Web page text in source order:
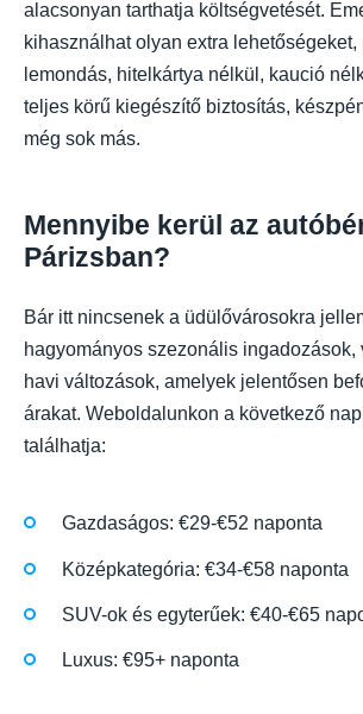
alacsonyan tarthatja költségvetését.
kihasználhat olyan extra
lemondás, hitelkártya nélkül, kaució
teljes körű kiegészítő biztosítás,
még sok más.
Mennyibe kerül az
Párizsban?
Bár itt nincsenek a üdülővárosokra
hagyományos szezonális ingadozások,
havi változások, amelyek jelentősen
árakat. Weboldalunkon a következő
találhatja:
Gazdaságos: €29-€52 naponta
Középkategória: €34-€58 naponta
SUV-ok és egyterűek: €40-€65
Luxus: €95+ naponta